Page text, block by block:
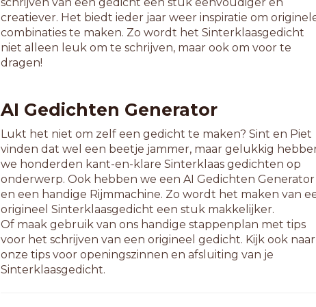
creatiever. Het biedt ieder jaar weer inspiratie om
combinaties te maken. Zo wordt het Sinterklaasgedicht
niet alleen leuk om te schrijven, maar ook om voor te
dragen!
AI Gedichten Generator
Lukt het niet om zelf een gedicht te maken? Sint en Piet
vinden dat wel een beetje jammer, maar gelukkig
we honderden kant-en-klare Sinterklaas gedichten op
onderwerp. Ook hebben we een AI Gedichten Generator
en een handige Rijmmachine. Zo wordt het maken van
origineel Sinterklaasgedicht een stuk makkelijker.
Of maak gebruik van ons handige stappenplan met tips
voor het schrijven van een origineel gedicht. Kijk ook naar
onze tips voor openingszinnen en afsluiting van je
Sinterklaasgedicht.